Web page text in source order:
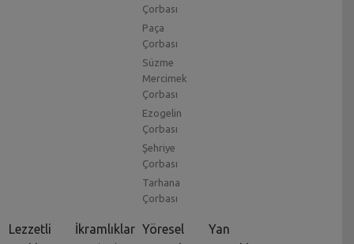
Çorbası
Paça
Çorbası
Süzme
Mercimek
Çorbası
Ezogelin
Çorbası
Şehriye
Çorbası
Tarhana
Çorbası
Lezzetli
İkramlıklar Yöresel
Yan